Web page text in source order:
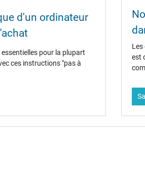
CCC
CE
NOM
PSE
TÜV
TÜV
UKCA
d'un ordinateur
pour la plupart
ces instructions "pas à
est